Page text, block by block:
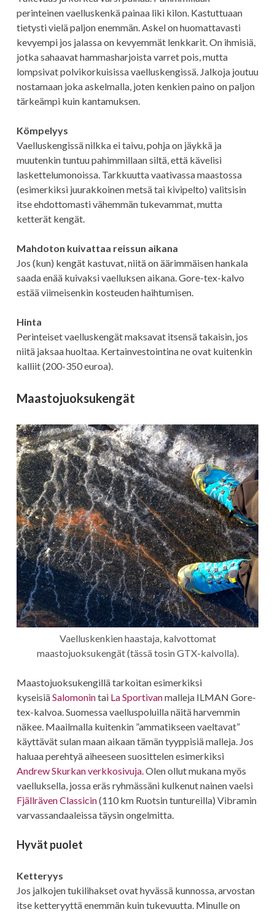
perinteinen vaelluskenkä painaa liki kilon. Kastuttuaan
tietysti vielä paljon enemmän. Askel on huomattavasti
kevyempi jos jalassa on kevyemmät lenkkarit. On ihmisiä,
jotka sahaavat hammasharjoista varret pois, mutta
lompsivat polvikorkuisissa vaelluskengissä. Jalkoja joutuu
nostamaan joka askelmalla, joten kenkien paino on paljon
tärkeämpi kuin kantamuksen.
Kömpelyys
Vaelluskengissä nilkka ei taivu, pohja on jäykkä ja
muutenkin tuntuu pahimmillaan siltä, että kävelisi
laskettelumonoissa. Tarkkuutta vaativassa maastossa
(esimerkiksi juurakkoinen metsä tai kivipelto) valitsisin
itse ehdottomasti vähemmän tukevammat, mutta
ketterät kengät.
Mahdoton kuivattaa reissun aikana
Jos (kun) kengät kastuvat, niitä on äärimmäisen hankala
saada enää kuivaksi vaelluksen aikana. Gore-tex-kalvo
estää viimeisenkin kosteuden haihtumisen.
Hinta
Perinteiset vaelluskengät maksavat itsensä takaisin, jos
niitä jaksaa huoltaa. Kertainvestointina ne ovat kuitenkin
kalliit (200-350 euroa).
Maastojuoksukengät
Vaelluskenkien haastaja, kalvottomat
maastojuoksukengät (tässä tosin GTX-kalvolla).
Maastojuoksukengillä tarkoitan esimerkiksi
kyseisiäSalomonintai La Sportivanmalleja ILMAN Gore-
tex-kalvoa. Suomessa vaelluspoluilla näitä harvemmin
näkee. Maailmalla kuitenkin ”ammatikseen vaeltavat”
käyttävät sulan maan aikaan tämän tyyppisiä malleja. Jos
haluaa perehtyä aiheeseen suosittelen esimerkiksi
Andrew Skurkan verkkosivuja.Olen ollut mukana myös
vaelluksella, jossa eräs ryhmässäni kulkenut nainen vaelsi
Fjällräven Classicin(110 km Ruotsin tuntureilla) Vibramin
varvassandaaleissa täysin ongelmitta.
Hyvät puolet
Ketteryys
Jos jalkojen tukilihakset ovat hyvässä kunnossa, arvostan
itse ketteryyttä enemmän kuin tukevuutta. Minulle on